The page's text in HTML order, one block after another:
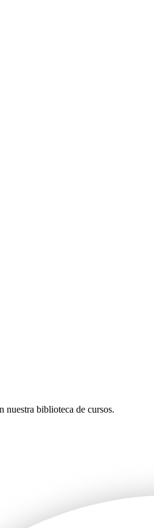
nuestra biblioteca de cursos.